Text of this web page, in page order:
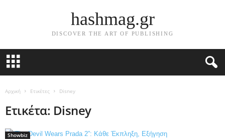
hashmag.gr
DISCOVER THE ART OF PUBLISHING
Αρχική Ετικέτες Disney
Ετικέτα: Disney
Showbiz